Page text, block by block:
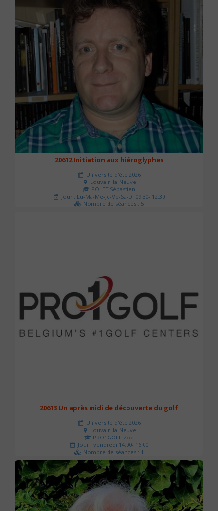
20612 Initiation aux hiéroglyphes
Université d'été 2026
Louvain-la-Neuve
POLET Sébastien
Jour : Lu-Ma-Me-Je-Ve-Sa-Di 09:30- 12:30
Nombre de séances : 5
20613 Un après midi de découverte du golf
Université d'été 2026
Louvain-la-Neuve
PRO1GOLF Zoé
Jour : vendredi 14:00- 16:00
Nombre de séances : 1
45 €